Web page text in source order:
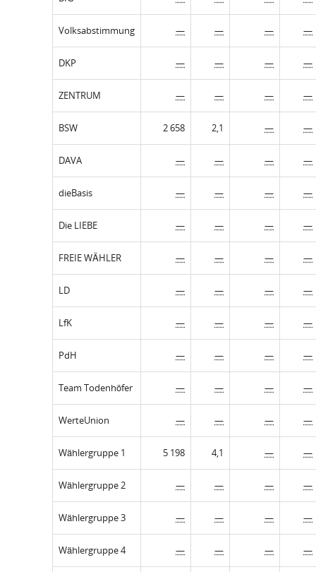
Volksabstimmung — — — —
DKP — — — —
ZENTRUM — — — —
BSW 2 658 2,1 — —
DAVA — — — —
dieBasis — — — —
Die LIEBE — — — —
FREIE WÄHLER — — — —
LD — — — —
LfK — — — —
PdH — — — —
Team Todenhöfer — — — —
WerteUnion — — — —
Wählergruppe 1 5 198 4,1 — —
Wählergruppe 2 — — — —
Wählergruppe 3 — — — —
Wählergruppe 4 — — — —